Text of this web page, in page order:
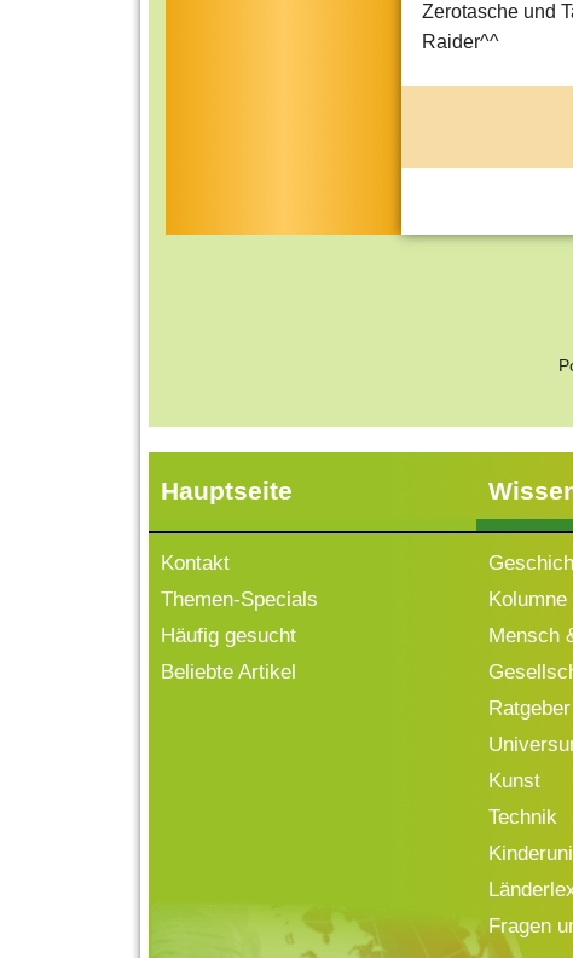
Zerotasche und
Raider^^
Hauptseite
Kontakt
Themen-Specials
Häufig gesucht
Beliebte Artikel
Kolumne
Mensch
Kunst
Technik
Kinderuni
Fragen